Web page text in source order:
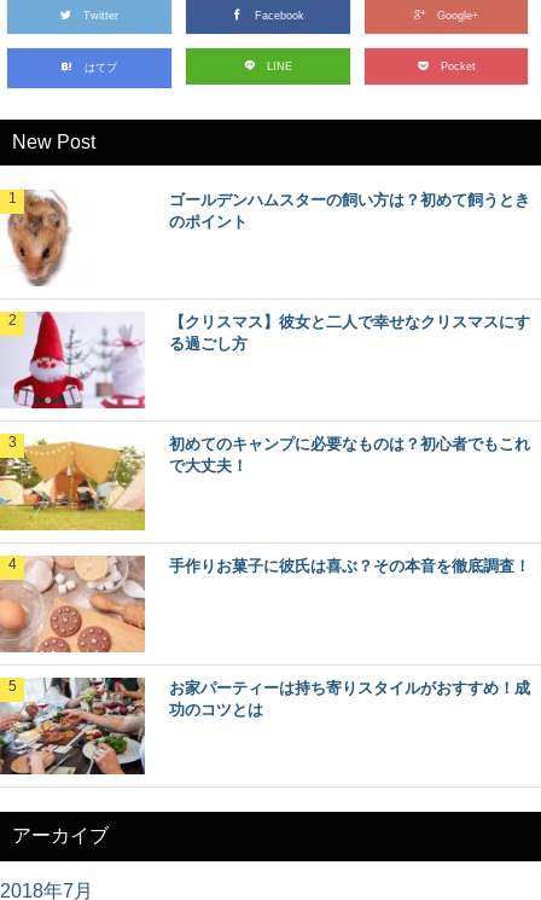
Twitter Facebook Google+
はてブ LINE Pocket
New Post
ゴールデンハムスターの飼い方は？初めて飼うとき
のポイント
【クリスマス】彼女と二人で幸せなクリスマスにす
る過ごし方
初めてのキャンプに必要なものは？初心者でもこれ
で大丈夫！
手作りお菓子に彼氏は喜ぶ？その本音を徹底調査！
お家パーティーは持ち寄りスタイルがおすすめ！成
功のコツとは
アーカイブ
2018年7月